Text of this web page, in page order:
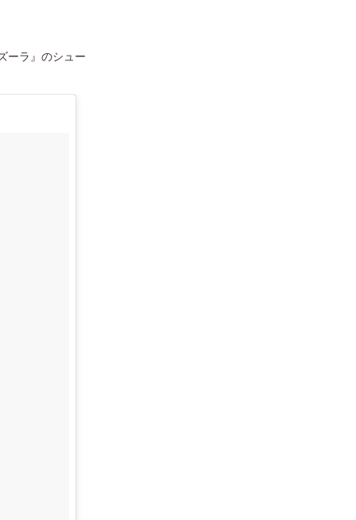
ーラ』のシュー